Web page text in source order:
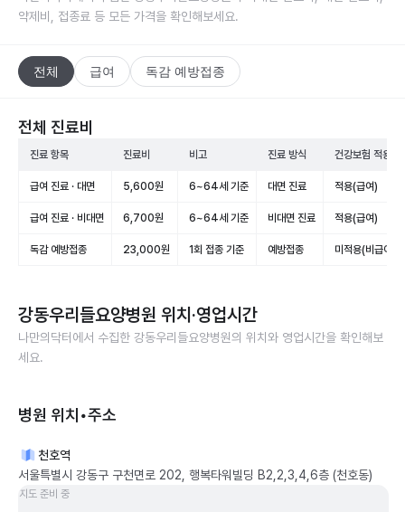
약제비, 접종료 등 모든 가격을 확인해보세요.
전체 급여 독감 예방접종
전체 진료비
진료 항목 진료비 비고 진료 방식 건강보험 적용
급여 진료 · 대면 5,600원 6~64세 기준 대면 진료 적용(급여)
급여 진료 · 비대면 6,700원 6~64세 기준 비대면 진료 적용(급여)
독감 예방접종 23,000원 1회 접종 기준 예방접종 미적용(비급여)
강동우리들요양병원 위치·영업시간
나만의닥터에서 수집한 강동우리들요양병원의 위치와 영업시간을 확인해보
세요.
병원 위치•주소
천호역
서울특별시 강동구 구천면로 202, 행복타워빌딩 B2,2,3,4,6층 (천호동)
지도 준비 중